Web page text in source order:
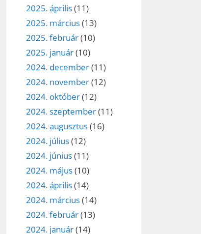
2025. április(11)
2025. március(13)
2025. február(10)
2025. január(10)
2024. december(11)
2024. november(12)
2024. október(12)
2024. szeptember(11)
2024. augusztus(16)
2024. július(12)
2024. június(11)
2024. május(10)
2024. április(14)
2024. március(14)
2024. február(13)
2024. január(14)